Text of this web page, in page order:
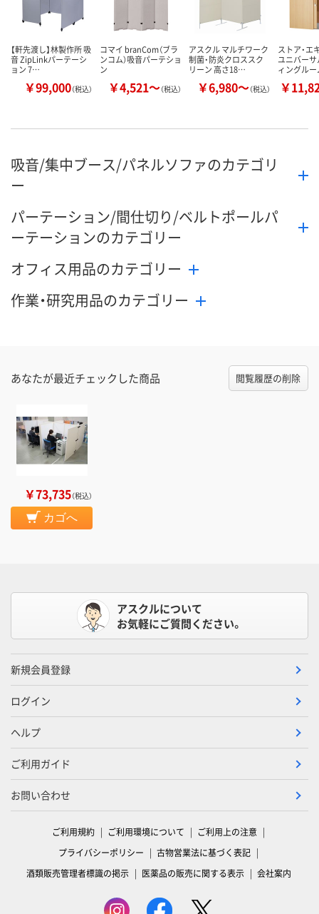
【軒先渡し】林製作所 吸
音 ZipLinkパーテーシ
ョン 7…
￥99,000（税込）
コマイ branCom（ブラ
ンコム）吸音パーテショ
ン
￥4,521～（税込）
アスクル マルチワーク
制菌・防炎クロススク
リーン 高さ18…
￥6,980～（税込）
ストア・エ
ユニバー
ィングルー
￥
吸音/集中ブース/パネルソファのカテゴリ
ー
パーテーション/間仕切り/ベルトポールパ
ーテーションのカテゴリー
オフィス用品のカテゴリー
作業・研究用品のカテゴリー
あなたが最近チェックした商品 閲覧履歴の削除
￥73,735（税込）
カゴへ
アスクルについて
お気軽にご質問ください。
新規会員登録
ログイン
ヘルプ
ご利用ガイド
お問い合わせ
ご利用規約 ご利用環境について
ご利用上の注意
プライバシーポリシー
古物営業法に基づく表記
酒類販売管理者標識の掲示
医薬品の販売に関する表示 会社案内